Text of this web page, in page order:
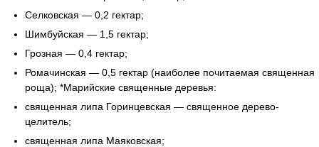
Селковская — 0,2 гектар;
Шимбуйская — 1,5 гектар;
Грозная — 0,4 гектар;
Ромачинская — 0,5 гектар (наиболее почитаемая священная
роща); *Марийские священные деревья:
священная липа Горинцевская — священное дерево-
целитель;
священная липа Маяковская;